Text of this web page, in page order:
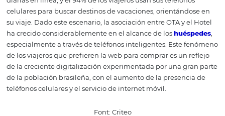
Paypal en 2018 indicó que la mayoría de los viajeros
prefieren contratar servicios turísticos a través de
digital ya se ha apoderado del mercado, ¿no? En el
viajes, el 64% de los brasileños están comprando
diarias en línea, y el 94% de los viajeros usan sus
celulares para buscar destinos de vacaciones,
su viaje. Dado este escenario, la asociación entre OTA y
especialmente a través de teléfonos inteligentes. Este